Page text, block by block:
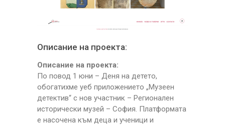
Описание на проекта:
Описание на проекта:
По повод 1 юни – Деня на детето,
обогатихме уеб приложението „Музеен
детектив“ с нов участник – Регионален
исторически музей – София. Платформата
е насочена към деца и ученици и